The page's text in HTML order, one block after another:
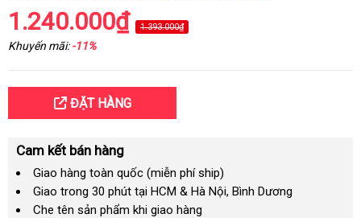
1.240.000₫ 1.393.000₫
Khuyến mãi:-11%
ĐẶT HÀNG
Cam kết bán hàng
Giao hàng toàn quốc (miễn phí ship)
Giao trong 30 phút tại HCM & Hà Nội, Bình Dương
Che tên sản phẩm khi giao hàng